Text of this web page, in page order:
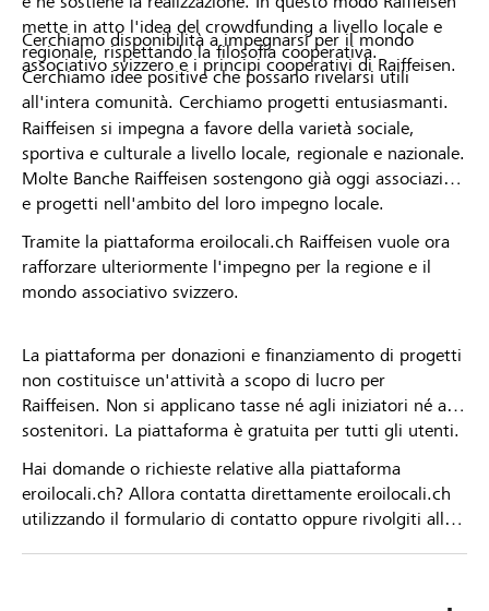
mette in atto l'idea del crowdfunding a livello locale e
regionale, rispettando la filosofia cooperativa.
Cerchiamo idee positive che possano rivelarsi utili
all'intera comunità. Cerchiamo progetti entusiasmanti.
Cerchiamo disponibilità a impegnarsi per il mondo
associativo svizzero e i principi cooperativi di Raiffeisen.
Raiffeisen si impegna a favore della varietà sociale,
sportiva e culturale a livello locale, regionale e nazionale.
Molte Banche Raiffeisen sostengono già oggi associazioni
e progetti nell'ambito del loro impegno locale.
Tramite la piattaforma eroilocali.ch Raiffeisen vuole ora
rafforzare ulteriormente l'impegno per la regione e il
mondo associativo svizzero.
La piattaforma per donazioni e finanziamento di progetti
non costituisce un'attività a scopo di lucro per
Raiffeisen. Non si applicano tasse né agli iniziatori né ai
sostenitori. La piattaforma è gratuita per tutti gli utenti.
Hai domande o richieste relative alla piattaforma
eroilocali.ch? Allora contatta direttamente eroilocali.ch
utilizzando il formulario di contatto oppure rivolgiti alla